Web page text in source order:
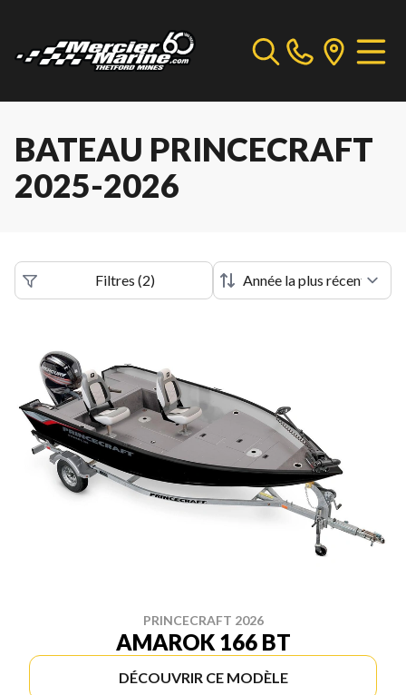
BATEAU PRINCECRAFT
2025-2026
Filtres (2)
PRINCECRAFT 2026
AMAROK 166 BT
DÉCOUVRIR CE MODÈLE